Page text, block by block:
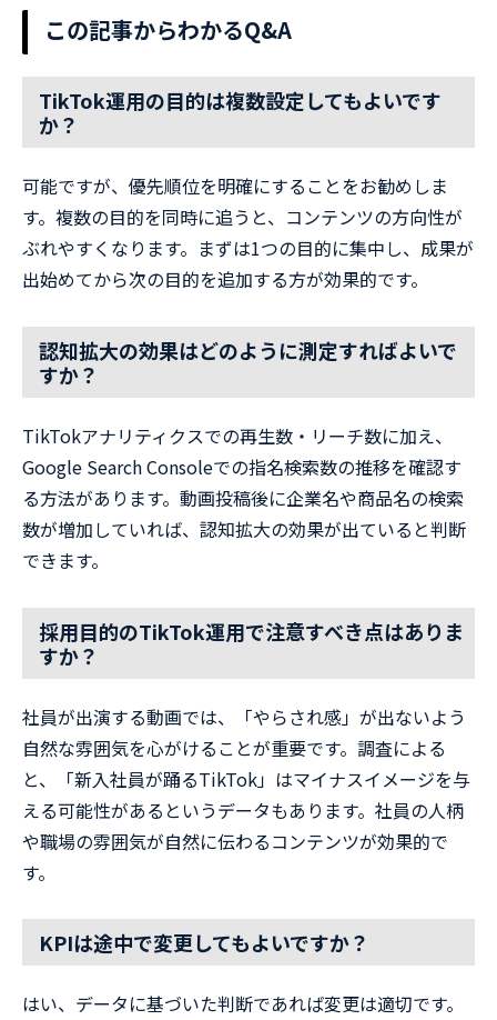
この記事からわかるQ&A
TikTok運用の目的は複数設定してもよいです
か？
可能ですが、優先順位を明確にすることをお勧めしま
す。複数の目的を同時に追うと、コンテンツの方向性が
ぶれやすくなります。まずは1つの目的に集中し、成果が
出始めてから次の目的を追加する方が効果的です。
認知拡大の効果はどのように測定すればよいで
すか？
TikTokアナリティクスでの再生数・リーチ数に加え、
Google Search Consoleでの指名検索数の推移を確認す
る方法があります。動画投稿後に企業名や商品名の検索
数が増加していれば、認知拡大の効果が出ていると判断
できます。
採用目的のTikTok運用で注意すべき点はありま
すか？
社員が出演する動画では、「やらされ感」が出ないよう
自然な雰囲気を心がけることが重要です。調査による
と、「新入社員が踊るTikTok」はマイナスイメージを与
える可能性があるというデータもあります。社員の人柄
や職場の雰囲気が自然に伝わるコンテンツが効果的で
す。
KPIは途中で変更してもよいですか？
はい、データに基づいた判断であれば変更は適切です。